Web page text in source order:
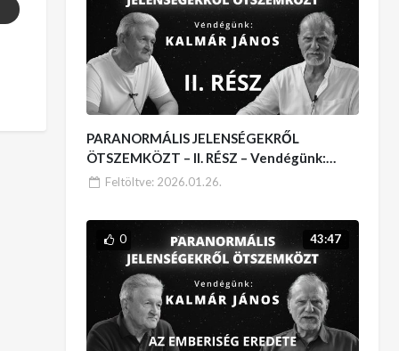
PARANORMÁLIS JELENSÉGEKRŐL
ÖTSZEMKÖZT – II. RÉSZ – Vendégünk:
Kalmár János
Feltöltve: 2026.01.26.
43:47
0